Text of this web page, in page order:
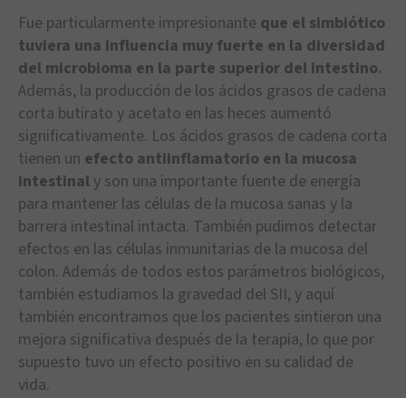
Fue particularmente impresionante que el simbiótico
tuviera una influencia muy fuerte en la diversidad
del microbioma en la parte superior del intestino.
Además, la producción de los ácidos grasos de cadena
corta butirato y acetato en las heces aumentó
significativamente. Los ácidos grasos de cadena corta
tienen un efecto antiinflamatorio en la mucosa
intestinal y son una importante fuente de energía
para mantener las células de la mucosa sanas y la
barrera intestinal intacta. También pudimos detectar
efectos en las células inmunitarias de la mucosa del
colon. Además de todos estos parámetros biológicos,
también estudiamos la gravedad del SII, y aquí
también encontramos que los pacientes sintieron una
mejora significativa después de la terapia, lo que por
supuesto tuvo un efecto positivo en su calidad de
vida.